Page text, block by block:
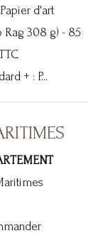
d'art
Rag 308 g) - 85
+ : P...